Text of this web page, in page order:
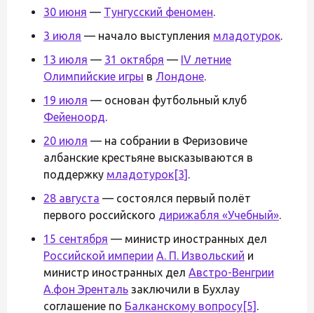
30 июня — Тунгусский феномен.
3 июля — начало выступления младотурок.
13 июля — 31 октября — IV летние
Олимпийские игры в Лондоне.
19 июля — основан футбольный клуб
Фейеноорд.
20 июля — на собрании в Феризовиче
албанские крестьяне высказываются в
поддержку младотурок[3] .
28 августа — состоялся первый полёт
первого российского дирижабля «Учебный».
15 сентября — министр иностранных дел
Российской империи А. П. Извольский и
министр иностранных дел Австро-Венгрии
А.фон Эренталь заключили в Бухлау
соглашение по Балканскому вопросу[5] .